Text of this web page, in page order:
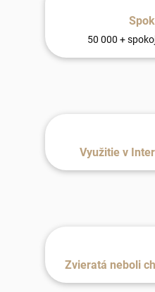
50 000 +
Využitie v
Zvieratá neboli